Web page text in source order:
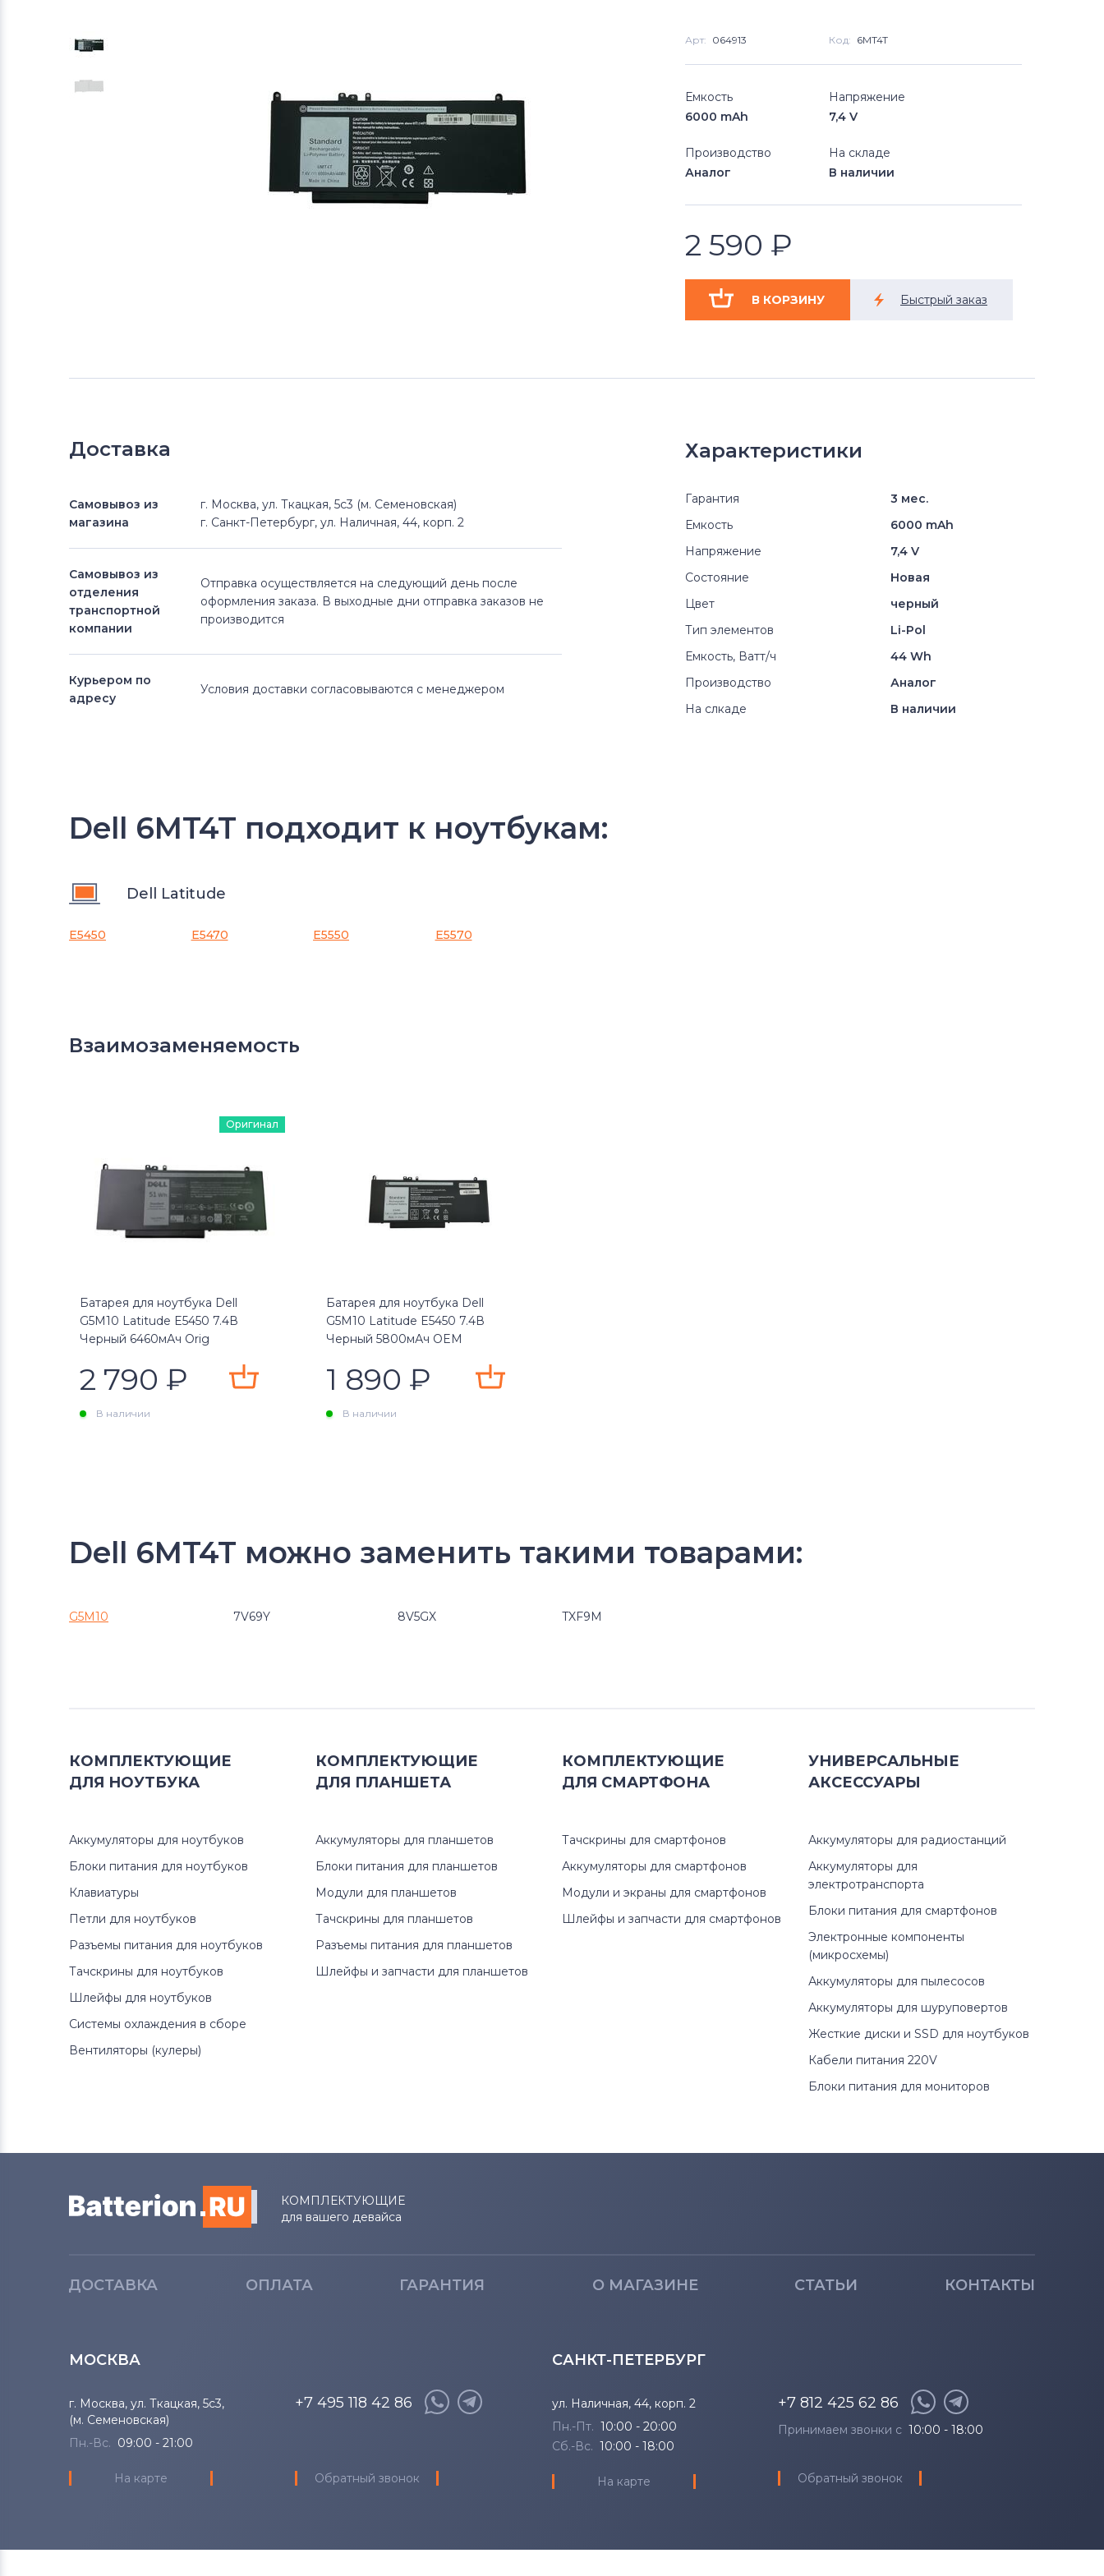
Арт: 064913 Код: 6MT4T
Емкость
6000 mAh
Напряжение
7,4 V
Производство
Аналог
На складе
В наличии
2 590 ₽
Доставка
Самовывоз из
магазина
г. Москва, ул. Ткацкая, 5с3 (м. Семеновская)
г. Санкт-Петербург, ул. Наличная, 44, корп. 2
Самовывоз из
отделения
транспортной
компании
Отправка осуществляется на следующий день после
оформления заказа. В выходные дни отправка заказов не
производится
Курьером по
адресу
Условия доставки согласовываются с менеджером
Характеристики
Гарантия
3 мес.
Емкость
6000 mAh
Напряжение
7,4 V
Состояние
Новая
Цвет
черный
Тип элементов
Li-Pol
Емкость, Ватт/ч
44 Wh
Производство
Аналог
На слкаде
В наличии
Dell 6MT4T подходит к ноутбукам:
Dell Latitude
E5450 E5470 E5550 E5570
Взаимозаменяемость
Оригинал
Батарея для ноутбука Dell
G5M10 Latitude E5450 7.4В
Черный 6460мАч Orig
2 790 ₽
В наличии
Батарея для ноутбука Dell
G5M10 Latitude E5450 7.4В
Черный 5800мАч OEM
1 890 ₽
В наличии
Dell 6MT4T можно заменить такими товарами:
G5M10 7V69Y 8V5GX TXF9M
КОМПЛЕКТУЮЩИЕ
ДЛЯ НОУТБУКА
Аккумуляторы для ноутбуков
Блоки питания для ноутбуков
Клавиатуры
Петли для ноутбуков
Разъемы питания для ноутбуков
Тачскрины для ноутбуков
Шлейфы для ноутбуков
Системы охлаждения в сборе
Вентиляторы (кулеры)
КОМПЛЕКТУЮЩИЕ
ДЛЯ ПЛАНШЕТА
Аккумуляторы для планшетов
Блоки питания для планшетов
Модули для планшетов
Тачскрины для планшетов
Разъемы питания для планшетов
Шлейфы и запчасти для планшетов
КОМПЛЕКТУЮЩИЕ
ДЛЯ СМАРТФОНА
Тачскрины для смартфонов
Аккумуляторы для смартфонов
Модули и экраны для смартфонов
Шлейфы и запчасти для смартфонов
УНИВЕРСАЛЬНЫЕ
АКСЕССУАРЫ
Аккумуляторы для радиостанций
Аккумуляторы для
электротранспорта
Блоки питания для смартфонов
Электронные компоненты
(микросхемы)
Аккумуляторы для пылесосов
Аккумуляторы для шуруповертов
Жесткие диски и SSD для ноутбуков
Кабели питания 220V
Блоки питания для мониторов
КОМПЛЕКТУЮЩИЕ
для вашего девайса
ДОСТАВКА ОПЛАТА ГАРАНТИЯ О МАГАЗИНЕ СТАТЬИ КОНТАКТЫ
МОСКВА
г. Москва, ул. Ткацкая, 5с3,
(м. Семеновская)
Пн.-Вс. 09:00 - 21:00
На карте
+7 495 118 42 86
Обратный звонок
САНКТ-ПЕТЕРБУРГ
ул. Наличная, 44, корп. 2
Пн.-Пт. 10:00 - 20:00
Сб.-Вс. 10:00 - 18:00
На карте
+7 812 425 62 86
Принимаем звонки с 10:00 - 18:00
Обратный звонок